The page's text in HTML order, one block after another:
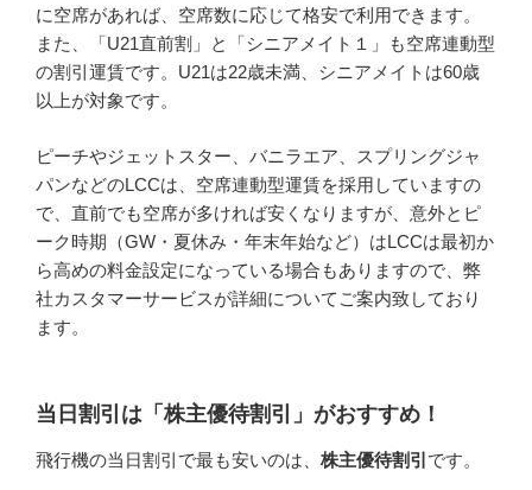
に空席があれば、空席数に応じて格安で利用できます。
また、「U21直前割」と「シニアメイト１」も空席連動型
の割引運賃です。U21は22歳未満、シニアメイトは60歳
以上が対象です。
ピーチやジェットスター、バニラエア、スプリングジャ
パンなどのLCCは、空席連動型運賃を採用していますの
で、直前でも空席が多ければ安くなりますが、意外とピ
ーク時期（GW・夏休み・年末年始など）はLCCは最初か
ら高めの料金設定になっている場合もありますので、弊
社カスタマーサービスが詳細についてご案内致しており
ます。
当日割引は「株主優待割引」がおすすめ！
飛行機の当日割引で最も安いのは、 株主優待割引 です。